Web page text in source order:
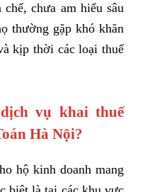
chưa am hiểu sâu
thường gặp khó khăn
kịp thời các loại thuế
vụ khai thuế
Hà Nội?
hộ kinh doanh mang